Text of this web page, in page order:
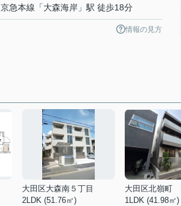
京急本線 「大森海岸 」駅 徒歩18分
情報の見方
大田区大森南５丁目
2LDK (51.76㎡)
大田区北嶺町
1LDK (41.98㎡)